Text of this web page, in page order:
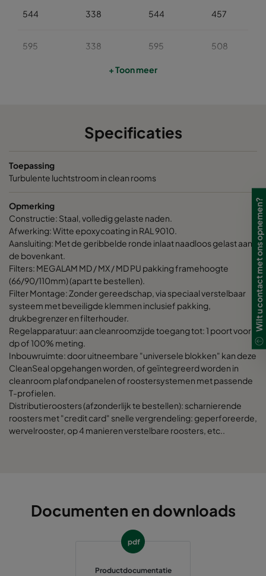
544 338 544 457
595 338 595 508
338 697
1195 338 595
1307
+ Toon meer
Specificaties
Toepassing
Turbulente luchtstroom in clean rooms
Opmerking
Constructie: Staal, volledig gelaste naden.
Afwerking: Witte epoxycoating in RAL 9010.
Aansluiting: Met de geribbelde ronde inlaat naadloos gelast aan
de bovenkant.
Filters: MEGALAM MD / MX / MD PU pakking framehoogte
(66/90/110mm) (apart te bestellen).
Filter Montage: Zonder gereedschap, via speciaal verstelbaar
systeem met beveiligde klemmen inclusief pakking,
drukbegrenzer en filterhouder.
Regelapparatuur: aan cleanroomzijde toegang tot: 1 poort voor
dp of 100% meting.
Inbouwruimte: door uitneembare "universele blokken" kan deze
CleanSeal opgehangen worden, of geïntegreerd worden in
cleanroom plafondpanelen of roostersystemen met passende
T-profielen.
Distributieroosters (afzonderlijk te bestellen): scharnierende
roosters met "credit card" snelle vergrendeling: geperforeerde,
wervelrooster, op 4 manieren verstelbare roosters, etc..
Documenten en downloads
pdf
Productdocumentatie
Wilt u contact met ons opnemen?